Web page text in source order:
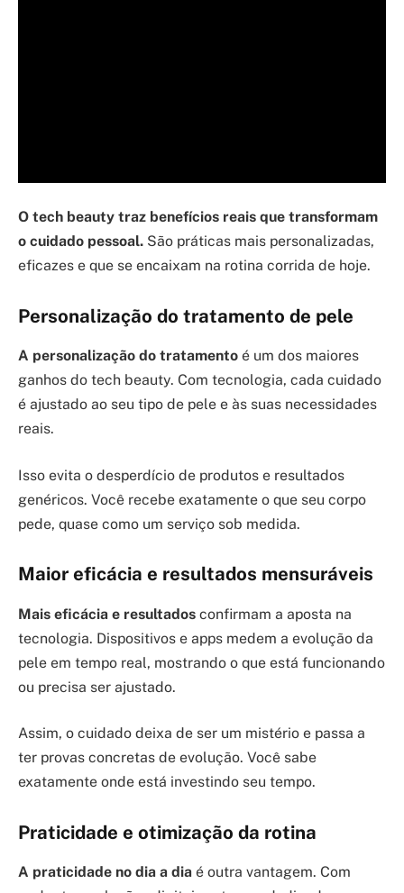
O tech beauty traz benefícios reais que transformam
o cuidado pessoal. São práticas mais personalizadas,
eficazes e que se encaixam na rotina corrida de hoje.
Personalização do tratamento de pele
A personalização do tratamento é um dos maiores
ganhos do tech beauty. Com tecnologia, cada cuidado
é ajustado ao seu tipo de pele e às suas necessidades
reais.
Isso evita o desperdício de produtos e resultados
genéricos. Você recebe exatamente o que seu corpo
pede, quase como um serviço sob medida.
Maior eficácia e resultados mensuráveis
Mais eficácia e resultados confirmam a aposta na
tecnologia. Dispositivos e apps medem a evolução da
pele em tempo real, mostrando o que está funcionando
ou precisa ser ajustado.
Assim, o cuidado deixa de ser um mistério e passa a
ter provas concretas de evolução. Você sabe
exatamente onde está investindo seu tempo.
Praticidade e otimização da rotina
A praticidade no dia a dia é outra vantagem. Com